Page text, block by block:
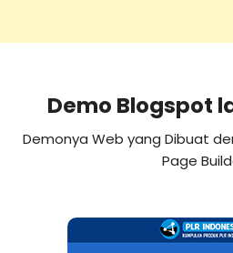
Demo Blogspot
Demonya Web yang Dibuat
Page